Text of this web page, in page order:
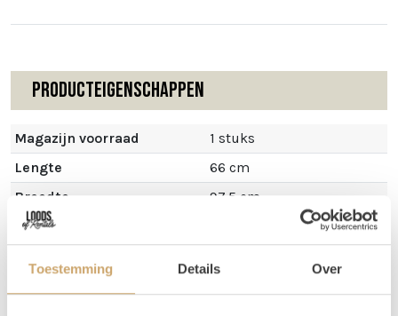
Toestemming Details Over
Producteigenschappen
Magazijn voorraad
1 stuks
Lengte
66 cm
Breedte
97.5 cm
Hoogte